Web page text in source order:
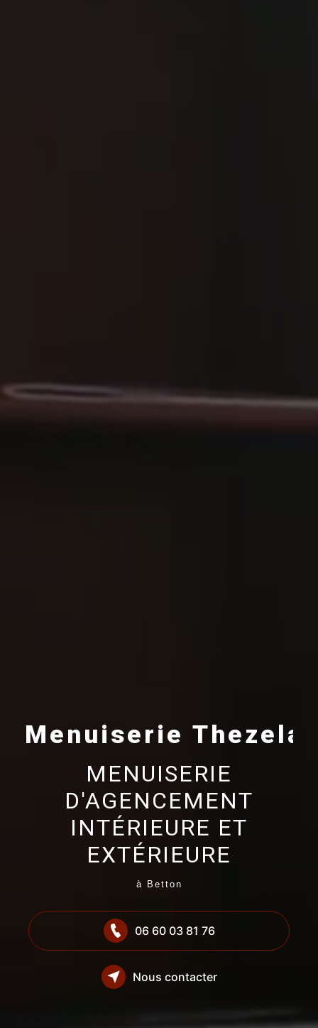
Menuiserie
MENUISERIE
D'AGENCEMENT
INTÉRIEURE ET
EXTÉRIEURE
à Betton
06 60 03 81 76
Nous contacter